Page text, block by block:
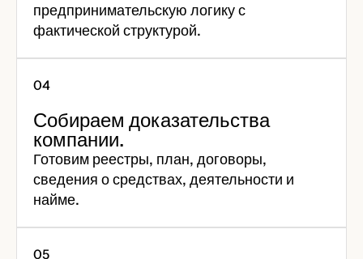
предпринимательскую логику с
фактической структурой.
Собираем доказательства
компании.
Готовим реестры, план, договоры,
сведения о средствах, деятельности и
найме.